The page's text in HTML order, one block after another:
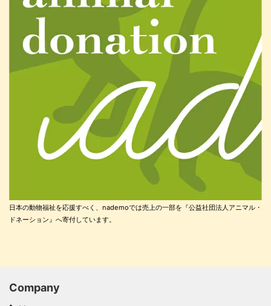
日本の動物福祉を応援すべく、nademoでは売上の一部を『公益社団法人アニマル・
ドネーション』へ寄付しています。
Company